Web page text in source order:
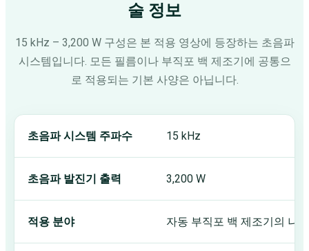
술 정보
15 kHz – 3,200 W 구성은 본 적용 영상에 등장하는 초음파
시스템입니다. 모든 필름이나 부직포 백 제조기에 공통으
로 적용되는 기본 사양은 아닙니다.
초음파 시스템 주파수 15 kHz
초음파 발진기 출력 3,200 W
적용 분야 자동 부직포 백 제조기의 나